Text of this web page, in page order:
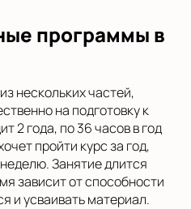
программы в
нескольких частей,
на подготовку к
2 года, по 36 часов в год
пройти курс за год,
Занятие длится
зависит от способности
и усваивать материал.